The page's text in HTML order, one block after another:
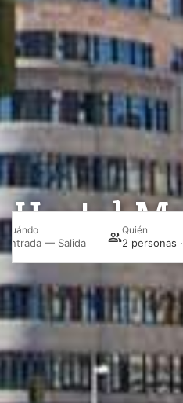
Hostal
Cuándo
Entrada — Salida
Quién
2 personas